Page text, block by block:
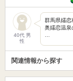
40代 男
性
群馬県嬬恋
奥嬬恋温泉
関連情報から探す